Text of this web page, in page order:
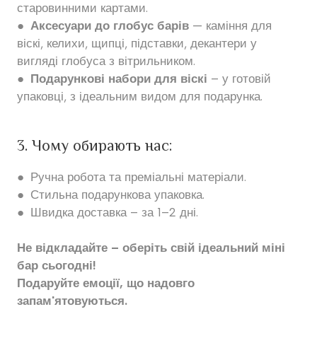
старовинними картами.
● Аксесуари до глобус барів — каміння для
віскі, келихи, щипці, підставки, декантери у
вигляді глобуса з вітрильником.
● Подарункові набори для віскі – у готовій
упаковці, з ідеальним видом для подарунка.
3. Чому обирають нас:
● Ручна робота та преміальні матеріали.
● Стильна подарункова упаковка.
● Швидка доставка – за 1–2 дні.
Не відкладайте – оберіть свій ідеальний міні
бар сьогодні!
Подаруйте емоції, що надовго
запам'ятовуються.